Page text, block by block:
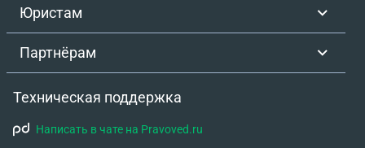
Юристам
Партнёрам
Техническая поддержка
Написать в чате на Pravoved.ru